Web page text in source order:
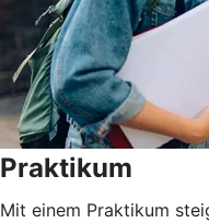
Praktikum
Mit einem Praktikum